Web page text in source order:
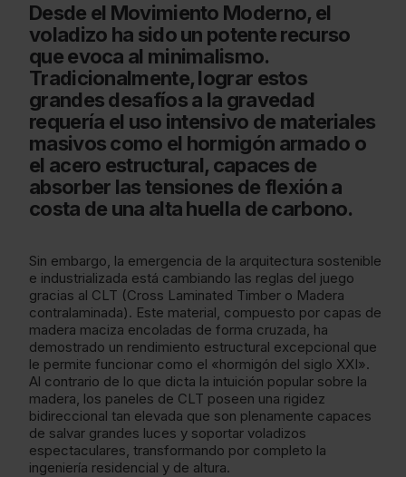
Desde el Movimiento Moderno, el
voladizo ha sido un potente recurso
que evoca al minimalismo.
Tradicionalmente, lograr estos
grandes desafíos a la gravedad
requería el uso intensivo de materiales
masivos como el hormigón armado o
el acero estructural, capaces de
absorber las tensiones de flexión a
costa de una alta huella de carbono.
Sin embargo, la emergencia de la arquitectura sostenible
e industrializada está cambiando las reglas del juego
gracias al CLT (Cross Laminated Timber o Madera
contralaminada). Este material, compuesto por capas de
madera maciza encoladas de forma cruzada, ha
demostrado un rendimiento estructural excepcional que
le permite funcionar como el «hormigón del siglo XXI».
Al contrario de lo que dicta la intuición popular sobre la
madera, los paneles de CLT poseen una rigidez
bidireccional tan elevada que son plenamente capaces
de salvar grandes luces y soportar voladizos
espectaculares, transformando por completo la
ingeniería residencial y de altura.